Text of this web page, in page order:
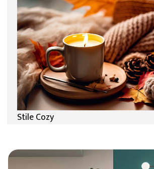
Stile Cozy